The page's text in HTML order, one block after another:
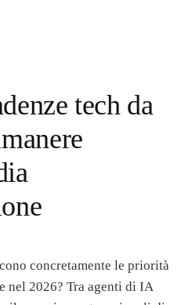
tech da
concretamente le priorità
nel 2026? Tra agenti di IA